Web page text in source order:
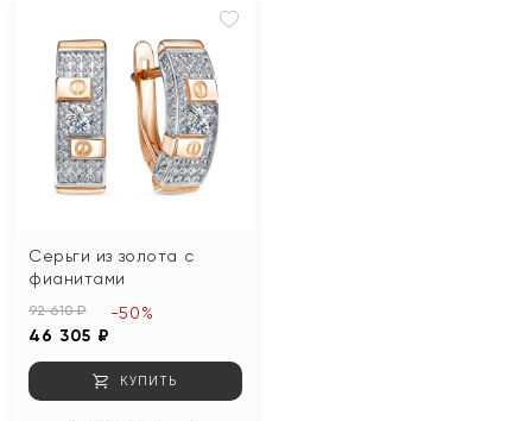
Серьги из золота с
фианитами
92 610 ₽
46 305 ₽
-50%
КУПИТЬ